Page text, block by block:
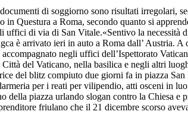
di soggiorno sono risultati irregolari,
Questura a Roma, secondo quanto si
di via di San Vitale.«Sentivo la
è arrivato ieri in auto a Roma dall’ Austria.
negli uffici dell’Ispettorato
del Vaticano, nella basilica e negli altri
del blitz compiuto due giorni fa in piazza
per i reati per vilipendio, atti osceni in
piazza urlando slogan contro la Chiesa e
friulano che il 21 dicembre scorso